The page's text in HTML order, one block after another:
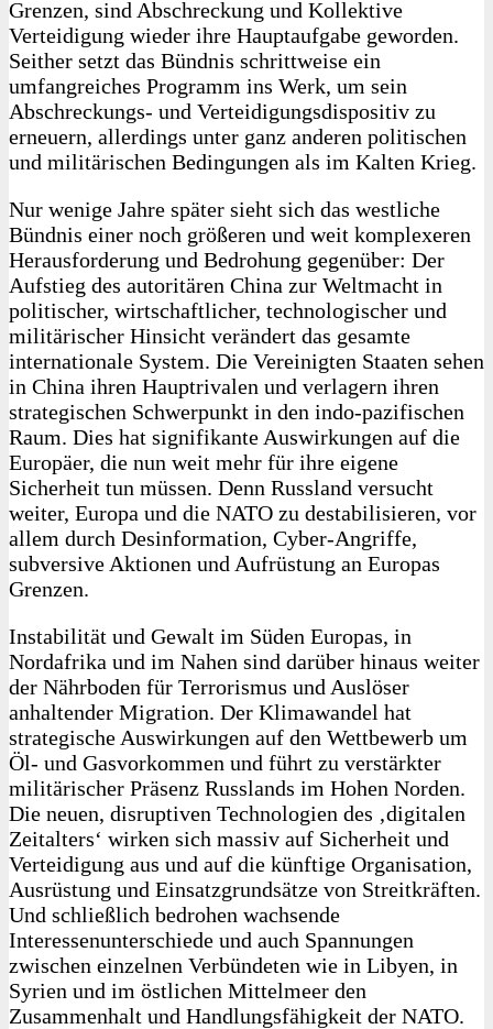
Grenzen, sind Abschreckung und Kollektive
Verteidigung wieder ihre Hauptaufgabe geworden.
Seither setzt das Bündnis schrittweise ein
umfangreiches Programm ins Werk, um sein
Abschreckungs- und Verteidigungsdispositiv zu
erneuern, allerdings unter ganz anderen politischen
und militärischen Bedingungen als im Kalten Krieg.
Nur wenige Jahre später sieht sich das westliche
Bündnis einer noch größeren und weit komplexeren
Herausforderung und Bedrohung gegenüber: Der
Aufstieg des autoritären China zur Weltmacht in
politischer, wirtschaftlicher, technologischer und
militärischer Hinsicht verändert das gesamte
internationale System. Die Vereinigten Staaten sehen
in China ihren Hauptrivalen und verlagern ihren
strategischen Schwerpunkt in den indo-pazifischen
Raum. Dies hat signifikante Auswirkungen auf die
Europäer, die nun weit mehr für ihre eigene
Sicherheit tun müssen. Denn Russland versucht
weiter, Europa und die NATO zu destabilisieren, vor
allem durch Desinformation, Cyber-Angriffe,
subversive Aktionen und Aufrüstung an Europas
Grenzen.
Instabilität und Gewalt im Süden Europas, in
Nordafrika und im Nahen sind darüber hinaus weiter
der Nährboden für Terrorismus und Auslöser
anhaltender Migration. Der Klimawandel hat
strategische Auswirkungen auf den Wettbewerb um
Öl- und Gasvorkommen und führt zu verstärkter
militärischer Präsenz Russlands im Hohen Norden.
Die neuen, disruptiven Technologien des ‚digitalen
Zeitalters‘ wirken sich massiv auf Sicherheit und
Verteidigung aus und auf die künftige Organisation,
Ausrüstung und Einsatzgrundsätze von Streitkräften.
Und schließlich bedrohen wachsende
Interessenunterschiede und auch Spannungen
zwischen einzelnen Verbündeten wie in Libyen, in
Syrien und im östlichen Mittelmeer den
Zusammenhalt und Handlungsfähigkeit der NATO.